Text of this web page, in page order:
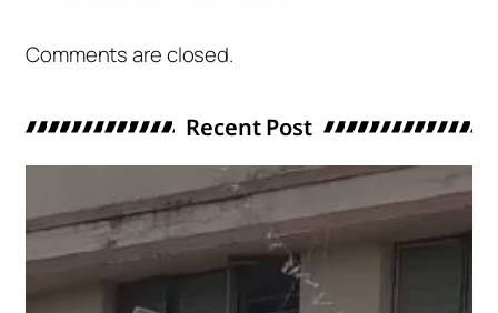
Comments are closed.
Recent Post